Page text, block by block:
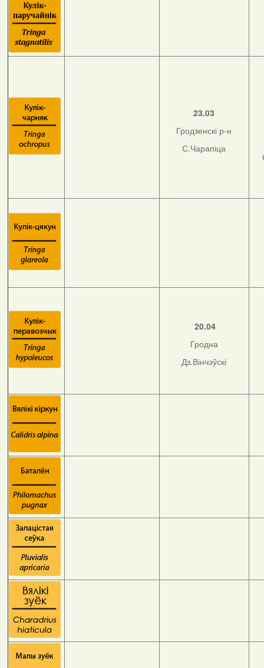
23.03
Гродзенскі р-н
С.Чарапіца
20.04
Гродна
Дз.Вінчэўскі